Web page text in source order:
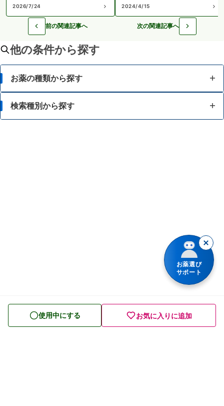
2026/7/24 2024/4/15
前の関連記事へ 次の関連記事へ
他の条件から探す
お薬の種類から探す
かぜ薬
皮膚薬
検索種別から探す
使用中にする お気に入りに追加
お薬選び
サポート